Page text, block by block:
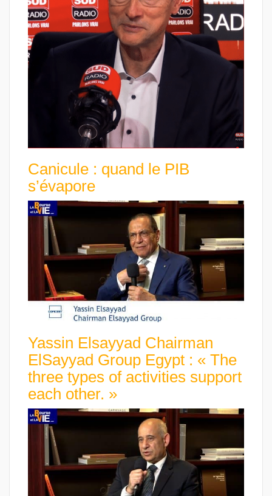
Canicule : quand le PIB
s’évapore
Yassin Elsayyad Chairman
ElSayyad Group Egypt : « The
three types of activities support
each other. »